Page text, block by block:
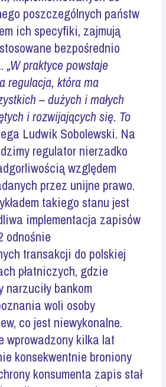
poszczególnych państw
ich specyfiki, zajmują
bezpośrednio
„W praktyce powstaje
regulacja, która ma
– dużych i małych
i rozwijających się. To
Ludwik Sobolewski. Na
regulator nierzadko
względem
przez unijne prawo.
takiego stanu jest
implementacja zapisów
odnośnie
transakcji do polskiej
płatniczych, gdzie
bankom
woli osoby
co jest niewykonalne.
wprowadzony kilka lat
konsekwentnie broniony
konsumenta zapis stał